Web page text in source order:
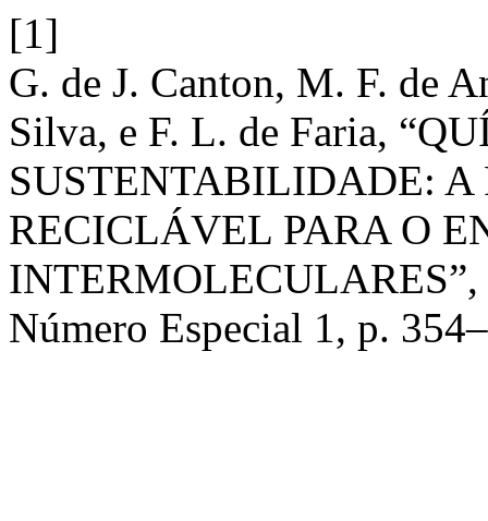
[1]
G. de J. Canton, M. F. de
Silva, e F. L. de Faria,
SUSTENTABILIDADE: A
RECICLÁVEL PARA O
INTERMOLECULARES”,
Número Especial 1, p.